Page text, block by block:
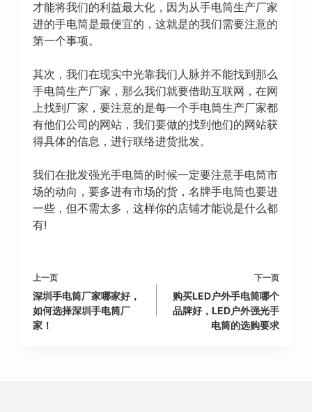
才能将我们的利益最大化，因为从手电筒生产厂家
进的手电筒是最便宜的，这就是的我们需要注意的
第一个事项。
其次，我们在现实中光靠我们人脉并不能找到那么
手电筒生产厂家，那么我们就要借助互联网，在网
上找到厂家，要注意的是每一个手电筒生产厂家都
有他们公司的网站，我们要做的找到他们的网站获
得具体的信息，进行联络进货批发。
我们在批发强光手电筒的时候一定要注意手电筒市
场的动向，要多进有市场的货，名牌手电筒也要进
一些，但不需太多，这样你的店铺才能说是什么都
有!
上一页
深圳手电筒厂家哪家好，
如何选择深圳手电筒厂
家！
下一页
购买LED户外手电筒哪个
品牌好，LED户外强光手
电筒的选购要求